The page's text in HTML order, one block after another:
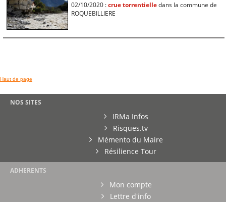
02/10/2020 :crue torrentielledans la commune de
ROQUEBILLIERE
Haut de page
NOS SITES
IRMa Infos
Risques.tv
Mémento du Maire
Résilience Tour
ADHERENTS
Mon compte
Lettre d'info